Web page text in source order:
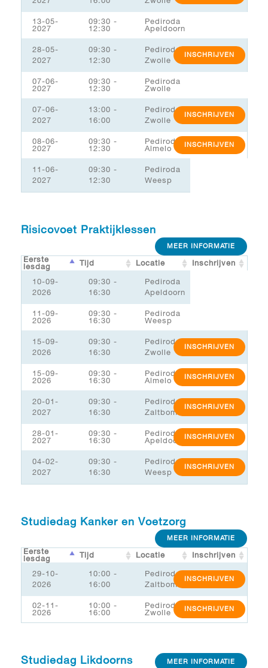
13-05-
2027
09:30 -
12:30
Pediroda
Apeldoorn
28-05-
2027
09:30 -
12:30
Pediroda
Zwolle
INSCHRIJVEN
07-06-
2027
09:30 -
12:30
Pediroda
Zwolle
07-06-
2027
13:00 -
16:00
Pediroda
Zwolle
INSCHRIJVEN
08-06-
2027
09:30 -
12:30
Pediroda
Almelo
INSCHRIJVEN
11-06-
2027
09:30 -
12:30
Pediroda
Weesp
Risicovoet Praktijklessen
MEER INFORMATIE
Eerste
lesdag
Tijd Locatie Inschrijven
10-09-
2026
09:30 -
16:30
Pediroda
Apeldoorn
11-09-
2026
09:30 -
16:30
Pediroda
Weesp
15-09-
2026
09:30 -
16:30
Pediroda
Zwolle
INSCHRIJVEN
15-09-
2026
09:30 -
16:30
Pediroda
Almelo
INSCHRIJVEN
20-01-
2027
09:30 -
16:30
Pediroda
Zaltbommel/MSK
INSCHRIJVEN
28-01-
2027
09:30 -
16:30
Pediroda
Apeldoorn INSCHRIJVEN
04-02-
2027
09:30 -
16:30
Pediroda
Weesp
INSCHRIJVEN
Studiedag Kanker en Voetzorg
MEER INFORMATIE
Eerste
lesdag
Tijd Locatie Inschrijven
29-10-
2026
10:00 -
16:00
Pediroda
Zaltbommel/MSK
INSCHRIJVEN
02-11-
2026
10:00 -
16:00
Pediroda
Zwolle
INSCHRIJVEN
Studiedag Likdoorns MEER INFORMATIE